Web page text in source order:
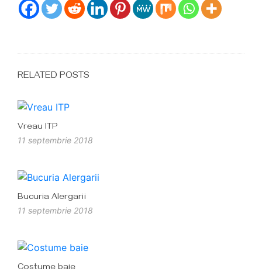
RELATED POSTS
Vreau ITP
11 septembrie 2018
Bucuria Alergarii
11 septembrie 2018
Costume baie